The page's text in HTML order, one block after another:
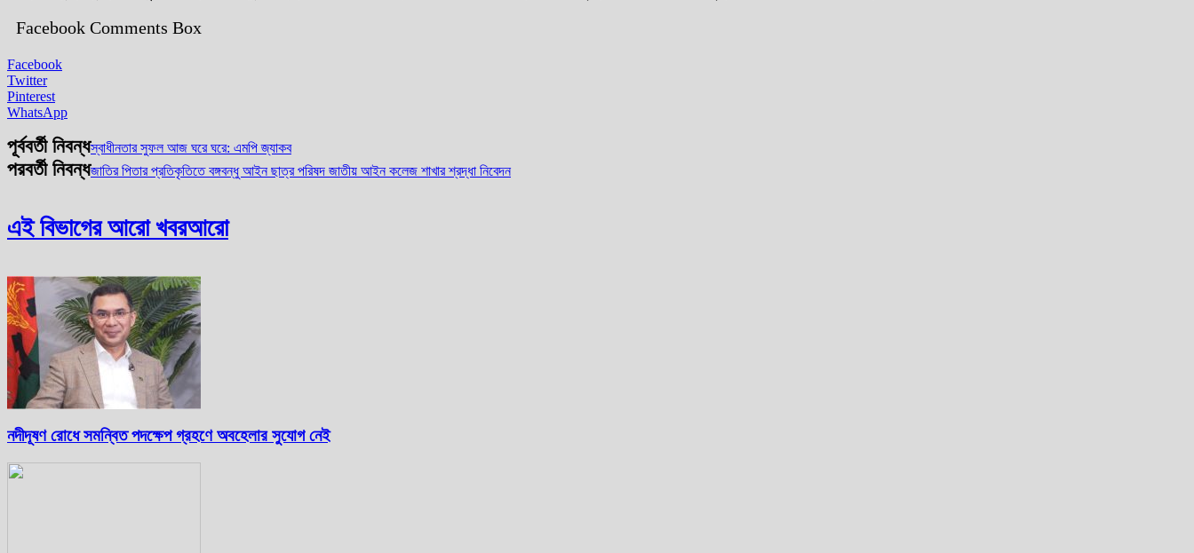
Facebook Comments Box
Facebook
Twitter
Pinterest
WhatsApp
পূর্ববর্তী নিবন্ধস্বাধীনতার সুফল আজ ঘরে ঘরে: এমপি জ্যাকব
পরবর্তী নিবন্ধজাতির পিতার প্রতিকৃতিতে বঙ্গবন্ধু আইন ছাত্র পরিষদ জাতীয় আইন কলেজ শাখার শ্রদ্ধা নিবেদন
এই বিভাগের আরো খবরআরো
নদীদূষণ রোধে সমন্বিত পদক্ষেপ গ্রহণে অবহেলার সুযোগ নেই